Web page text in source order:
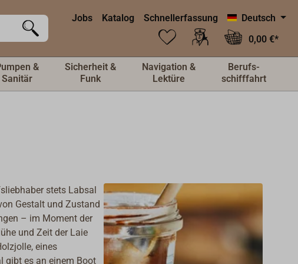
Jobs Katalog Schnellerfassung
Deutsch
0,00 €*
&
Sanitär
Sicherheit &
Funk
Navigation &
Lektüre
Berufs-
schifffahrt
stets Labsal
Gestalt und Zustand
– im Moment der
und Zeit der Laie
eines
gibt es an einem Boot